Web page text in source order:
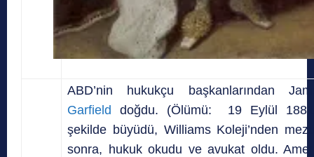
ABD’nin hukukçu başkanlarından
Garfield doğdu. (Ölümü: 19 Eylül 1881
şekilde büyüdü, Williams Koleji’nden
sonra, hukuk okudu ve avukat oldu.